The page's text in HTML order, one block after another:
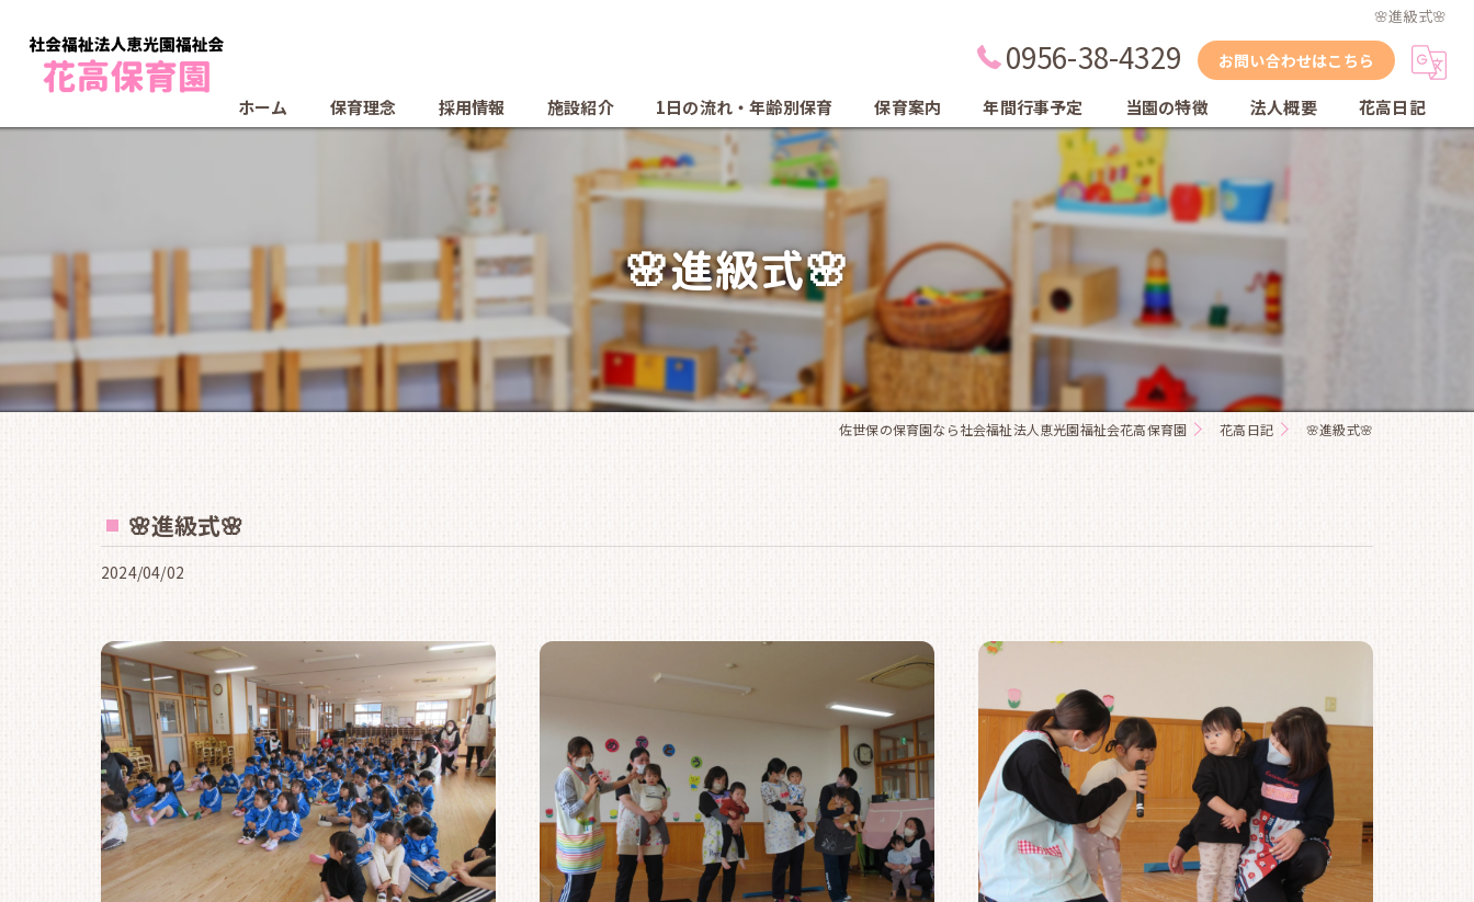
🌸進級式🌸
0956-38-4329 お問い合わせはこちら
ホーム 保育理念 採用情報 施設紹介 1日の流れ・年齢別保育 保育案内 年間行事予定 当園の特徴
縦割り保育
体育教室
英会話教室
乾布摩擦
法人概要 花高日記
🌸進級式🌸
佐世保の保育園なら社会福祉法人恵光園福祉会花高保育園 花高日記 🌸進級式🌸
🌸進級式🌸
2024/04/02